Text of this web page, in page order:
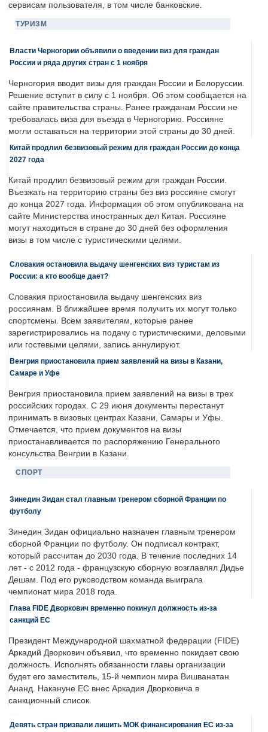
сервисам пользователя, в том числе банковские.
ТУРИЗМ
Власти Черногории объявили о введении виз для граждан
России и ряда других стран с 1 ноября
Черногория вводит визы для граждан России и Белоруссии.
Решение вступит в силу с 1 ноября. Об этом сообщается на
сайте правительства страны. Ранее гражданам России не
требовалась виза для въезда в Черногорию. Россияне
могли оставаться на территории этой страны до 30 дней.
Китай продлил безвизовый режим для граждан России до конца
2027 года
Китай продлил безвизовый режим для граждан России.
Въезжать на территорию страны без виз россияне смогут
до конца 2027 года. Информация об этом опубликована на
сайте Министерства иностранных дел Китая. Россияне
могут находиться в стране до 30 дней без оформления
визы в том числе с туристическими целями.
Словакия остановила выдачу шенгенских виз туристам из
России: а кто вообще дает?
Словакия приостановила выдачу шенгенских виз
россиянам. В ближайшее время получить их могут только
спортсмены. Всем заявителям, которые ранее
зарегистрировались на подачу с туристическими, деловыми
или гостевыми целями, запись аннулируют.
Венгрия приостановила прием заявлений на визы в Казани,
Самаре и Уфе
Венгрия приостановила прием заявлений на визы в трех
российских городах. С 29 июня документы перестанут
принимать в визовых центрах Казани, Самары и Уфы.
Отмечается, что прием документов на визы
приостанавливается по распоряжению Генерального
консульства Венгрии в Казани.
СПОРТ
Зинедин Зидан стал главным тренером сборной Франции по
футболу
Зинедин Зидан официально назначен главным тренером
сборной Франции по футболу. Он подписал контракт,
который рассчитан до 2030 года. В течение последних 14
лет - с 2012 года - французскую сборную возглавлял Дидье
Дешам. Под его руководством команда выиграла
чемпионат мира 2018 года.
Глава FIDE Дворкович временно покинул должность из-за
санкций ЕС
Президент Международной шахматной федерации (FIDE)
Аркадий Дворкович объявил, что временно покидает свою
должность. Исполнять обязанности главы организации
будет его заместитель, 15-й чемпион мира Вишванатан
Ананд. Накануне ЕС внес Аркадия Дворковича в
санкционный список.
Девять стран призвали лишить МОК финансирования ЕС из-за